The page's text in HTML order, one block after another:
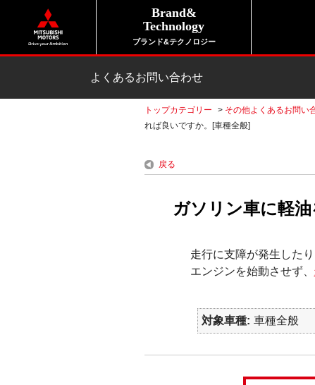
Brand&
Technology
ブランド&テクノロジー
よくあるお問い合わせ
トップカテゴリー > その他よくあるお問い
れば良いですか。[車種全般]
戻る
ガソリン車に軽
走行に支障が発生した
エンジンを始動させず、
対象車種 車種全般